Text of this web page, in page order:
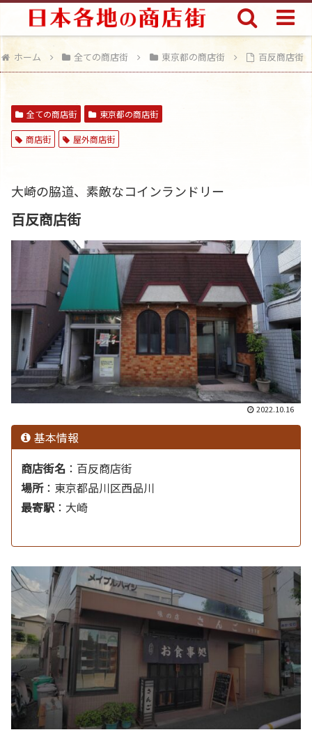
ホーム 全ての商店街 東京都の商店街 百反商店街
全ての商店街 東京都の商店街
商店街 屋外商店街
大崎の脇道、素敵なコインランドリー
百反商店街
2022.10.16
基本情報
商店街名： 百反商店街
場所： 東京都品川区西品川
最寄駅： 大崎